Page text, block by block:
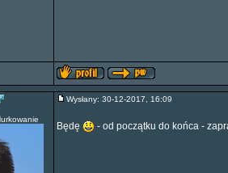
Wysłany: 30-12-2017, 16:09
Będę - od początku do końca -